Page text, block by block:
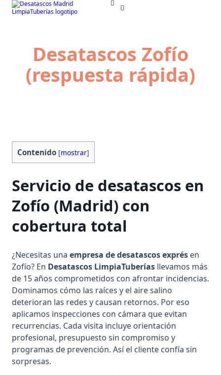
Skip
Desatascos Zofío
(respuesta rápida)
Contenido [mostrar]
Servicio de desatascos en
Zofío (Madrid) con
cobertura total
¿Necesitas una empresa de desatascos exprés en
Zofío? En Desatascos LimpiaTuberías llevamos más
de 15 años comprometidos con afrontar incidencias.
Dominamos cómo las raíces y el aire salino
deterioran las redes y causan retornos. Por eso
aplicamos inspecciones con cámara que evitan
recurrencias. Cada visita incluye orientación
profesional, presupuesto sin compromiso y
programas de prevención. Así el cliente confía sin
sorpresas.